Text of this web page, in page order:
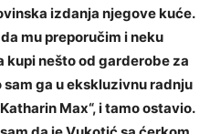
izdanja njegove kuće.
mu preporučim i neku
kupi nešto od garderobe za
ga u ekskluzivnu radnju
Max“, i tamo ostavio.